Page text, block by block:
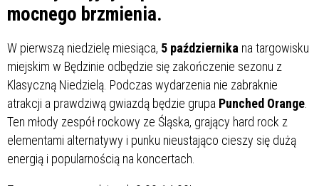
mocnego brzmienia.
W pierwszą niedzielę miesiąca, 5 października na targowisku
miejskim w Będzinie odbędzie się zakończenie sezonu z
Klasyczną Niedzielą. Podczas wydarzenia nie zabraknie
atrakcji a prawdziwą gwiazdą będzie grupa Punched Orange
Ten młody zespół rockowy ze Śląska, grający hard rock z
elementami alternatywy i punku nieustająco cieszy się dużą
energią i popularnością na koncertach.